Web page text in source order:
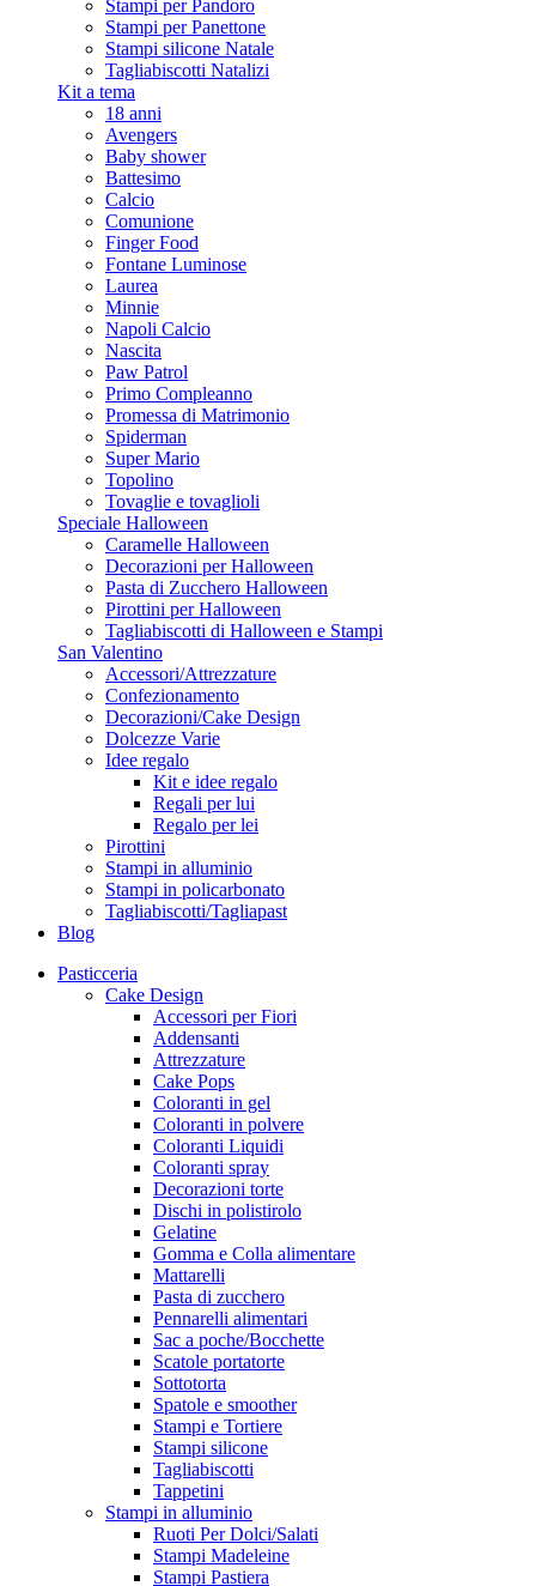
Stampi per Pandoro
Stampi per Panettone
Stampi silicone Natale
Tagliabiscotti Natalizi
Kit a tema
18 anni
Avengers
Baby shower
Battesimo
Calcio
Comunione
Finger Food
Fontane Luminose
Laurea
Minnie
Napoli Calcio
Nascita
Paw Patrol
Primo Compleanno
Promessa di Matrimonio
Spiderman
Super Mario
Topolino
Tovaglie e tovaglioli
Speciale Halloween
Caramelle Halloween
Decorazioni per Halloween
Pasta di Zucchero Halloween
Pirottini per Halloween
Tagliabiscotti di Halloween e Stampi
San Valentino
Accessori/Attrezzature
Confezionamento
Decorazioni/Cake Design
Dolcezze Varie
Idee regalo
Kit e idee regalo
Regali per lui
Regalo per lei
Pirottini
Stampi in alluminio
Stampi in policarbonato
Tagliabiscotti/Tagliapast
Blog
Pasticceria
Cake Design
Accessori per Fiori
Addensanti
Attrezzature
Cake Pops
Coloranti in gel
Coloranti in polvere
Coloranti Liquidi
Coloranti spray
Decorazioni torte
Dischi in polistirolo
Gelatine
Gomma e Colla alimentare
Mattarelli
Pasta di zucchero
Pennarelli alimentari
Sac a poche/Bocchette
Scatole portatorte
Sottotorta
Spatole e smoother
Stampi e Tortiere
Stampi silicone
Tagliabiscotti
Tappetini
Stampi in alluminio
Ruoti Per Dolci/Salati
Stampi Madeleine
Stampi Pastiera